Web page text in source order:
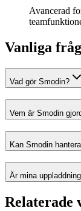
Avancerad
Vanliga
Vad gör Smodin?
Vem är Smodin
Kan Smodin
Är mina
Relaterade